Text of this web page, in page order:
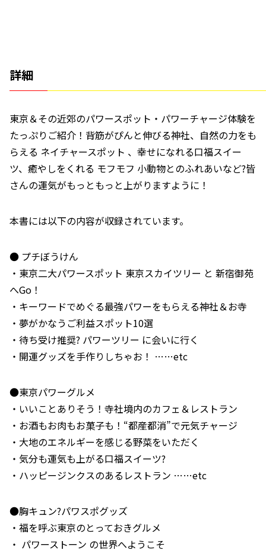
詳細
東京＆その近郊のパワースポット・パワーチャージ体験を
たっぷりご紹介！背筋がぴんと伸びる神社、自然の力をも
らえる ネイチャースポット 、幸せになれる口福スイー
ツ、癒やしをくれる モフモフ 小動物とのふれあいなど?皆
さんの運気がもっともっと上がりますように！
本書には以下の内容が収録されています。
● プチぼうけん
・東京二大パワースポット 東京スカイツリー と 新宿御苑
へGo！
・キーワードでめぐる最強パワーをもらえる神社＆お寺
・夢がかなうご利益スポット10選
・待ち受け推奨? パワーツリー に会いに行く
・開運グッズを手作りしちゃお！ ……etc
●東京パワーグルメ
・いいことありそう！寺社境内のカフェ＆レストラン
・お酒もお肉もお菓子も！“都産都消”で元気チャージ
・大地のエネルギーを感じる野菜をいただく
・気分も運気も上がる口福スイーツ?
・ハッピージンクスのあるレストラン ……etc
●胸キュン?パワスポグッズ
・福を呼ぶ東京のとっておきグルメ
・ パワーストーン の世界へようこそ